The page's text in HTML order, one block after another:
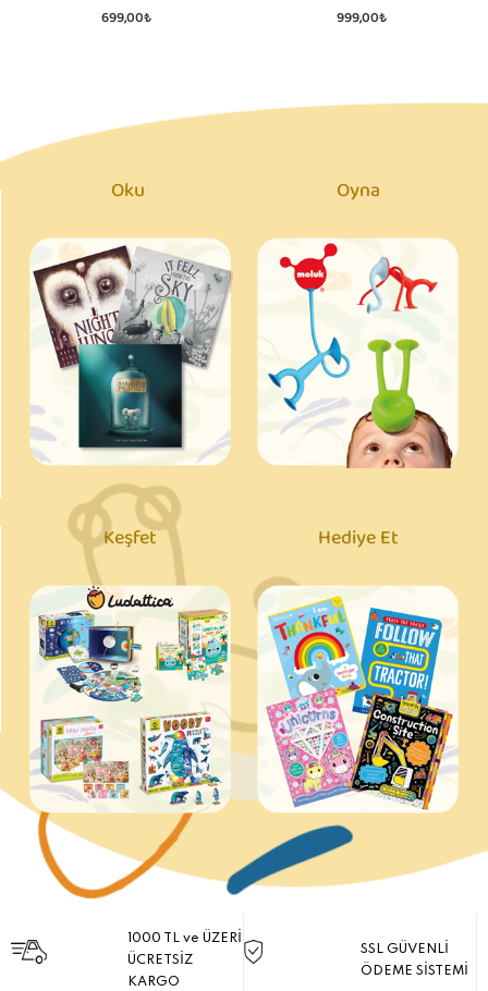
699,00₺ 999,00₺
Oku Oyna
Keşfet Hediye Et
1000 TL ve ÜZERİ
ÜCRETSİZ
KARGO
SSL GÜVENLİ
ÖDEME SİSTEMİ